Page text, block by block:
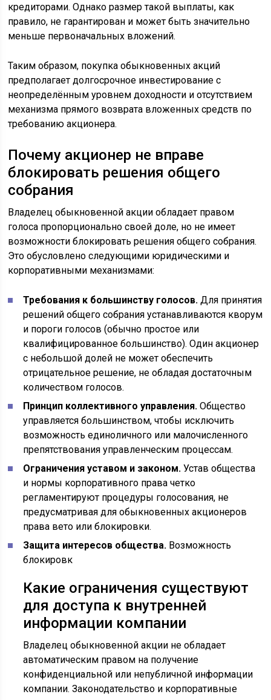
кредиторами. Однако размер такой выплаты, как
правило, не гарантирован и может быть значительно
меньше первоначальных вложений.
Таким образом, покупка обыкновенных акций
предполагает долгосрочное инвестирование с
неопределённым уровнем доходности и отсутствием
механизма прямого возврата вложенных средств по
требованию акционера.
Почему акционер не вправе
блокировать решения общего
собрания
Владелец обыкновенной акции обладает правом
голоса пропорционально своей доле, но не имеет
возможности блокировать решения общего собрания.
Это обусловлено следующими юридическими и
корпоративными механизмами:
Требования к большинству голосов. Для принятия
решений общего собрания устанавливаются кворум
и пороги голосов (обычно простое или
квалифицированное большинство). Один акционер
с небольшой долей не может обеспечить
отрицательное решение, не обладая достаточным
количеством голосов.
Принцип коллективного управления. Общество
управляется большинством, чтобы исключить
возможность единоличного или малочисленного
препятствования управленческим процессам.
Ограничения уставом и законом. Устав общества
и нормы корпоративного права четко
регламентируют процедуры голосования, не
предусматривая для обыкновенных акционеров
права вето или блокировки.
Защита интересов общества. Возможность
блокировк
Какие ограничения существуют
для доступа к внутренней
информации компании
Владелец обыкновенной акции не обладает
автоматическим правом на получение
конфиденциальной или непубличной информации
компании. Законодательство и корпоративные